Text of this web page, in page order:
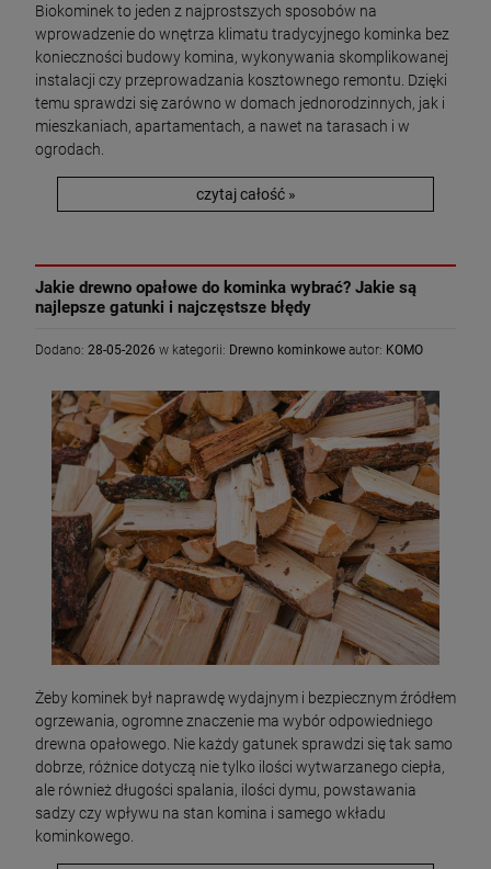
Biokominek to jeden z najprostszych sposobów na
wprowadzenie do wnętrza klimatu tradycyjnego kominka bez
konieczności budowy komina, wykonywania skomplikowanej
instalacji czy przeprowadzania kosztownego remontu. Dzięki
temu sprawdzi się zarówno w domach jednorodzinnych, jak i
mieszkaniach, apartamentach, a nawet na tarasach i w
ogrodach.
czytaj całość »
Jakie drewno opałowe do kominka wybrać? Jakie są
najlepsze gatunki i najczęstsze błędy
Dodano: 28-05-2026 w kategorii: Drewno kominkowe autor: KOMO
Żeby kominek był naprawdę wydajnym i bezpiecznym źródłem
ogrzewania, ogromne znaczenie ma wybór odpowiedniego
drewna opałowego. Nie każdy gatunek sprawdzi się tak samo
dobrze, różnice dotyczą nie tylko ilości wytwarzanego ciepła,
ale również długości spalania, ilości dymu, powstawania
sadzy czy wpływu na stan komina i samego wkładu
kominkowego.